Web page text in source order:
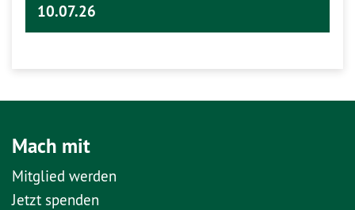
10.07.26
Mach mit
Mitglied werden
Jetzt spenden